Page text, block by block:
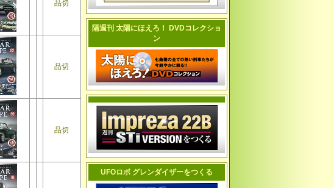
品切
品切
品切
隔週刊 太陽にほえろ！ DVDコレクショ
ン
UFOロボ グレンダイザーをつくる